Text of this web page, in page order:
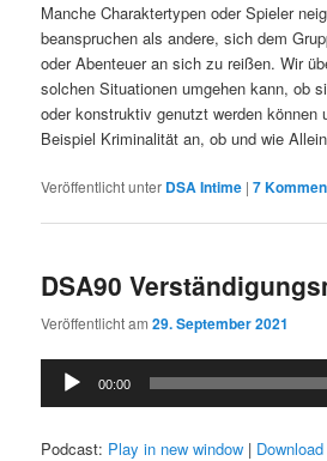
Manche Charaktertypen oder Spieler
beanspruchen als andere, sich dem
oder Abenteuer an sich zu reißen. Wir
solchen Situationen umgehen kann, ob
oder konstruktiv genutzt werden können
Beispiel Kriminalität an, ob und wie
Veröffentlicht unter DSA Intime |7
DSA90
Veröffentlicht am29. September 2021
Audio-
Player
00:00
Podcast: Play in new window | Download